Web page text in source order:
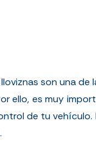
son una
ello, es muy
de tu